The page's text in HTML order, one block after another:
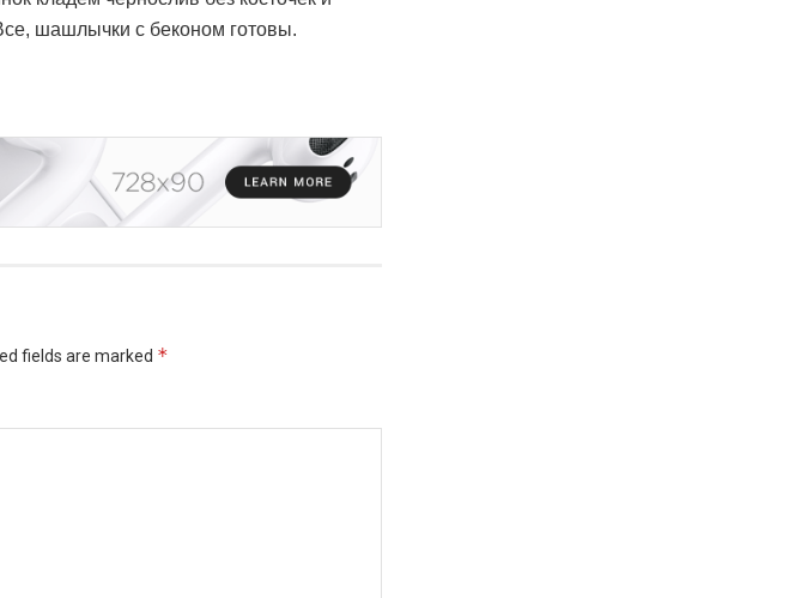
шашлычки с беконом готовы.
fields are marked *